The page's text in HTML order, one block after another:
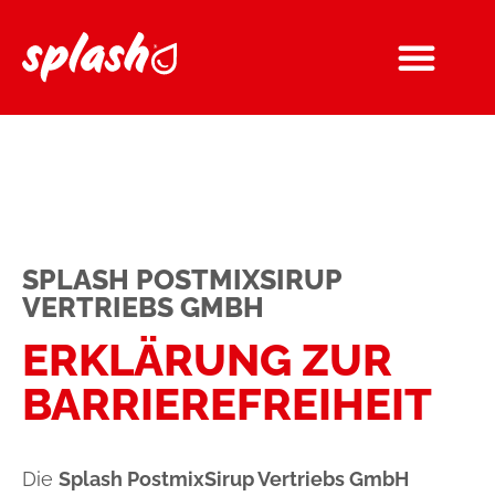
SPLASH POSTMIXSIRUP
VERTRIEBS GMBH
ERKLÄRUNG ZUR
BARRIERE­FREIHEIT
Die Splash PostmixSirup Vertriebs GmbH